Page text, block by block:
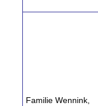
Familie Wennink,